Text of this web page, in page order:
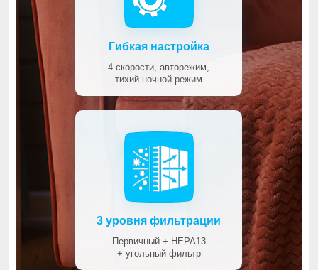
Гибкая настройка
4 скорости, авторежим,
тихий ночной режим
3 уровня фильтрации
Первичный + HEPA13
+ угольный фильтр